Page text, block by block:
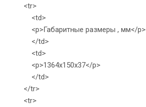
<tr>
<td>
<p>Габаритные размеры , мм</p>
</td>
<td>
<p>1364x150x37</p>
</td>
</tr>
<tr>